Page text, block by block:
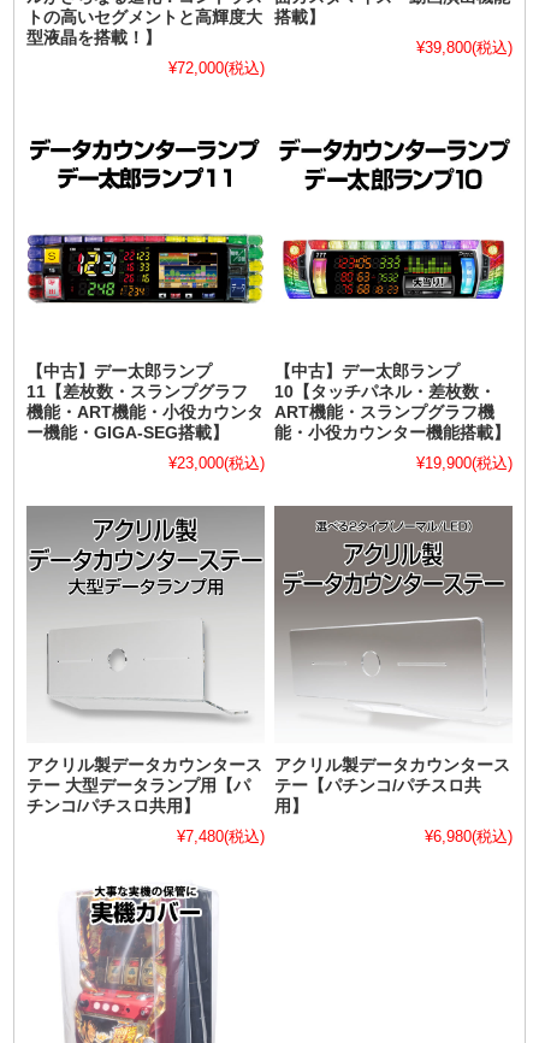
トの高いセグメントと高輝度大
型液晶を搭載！】
¥72,000(税込)
搭載】
¥39,800(税込)
【中古】デー太郎ランプ
11【差枚数・スランプグラフ
機能・ART機能・小役カウンタ
ー機能・GIGA-SEG搭載】
¥23,000(税込)
【中古】デー太郎ランプ
10【タッチパネル・差枚数・
ART機能・スランプグラフ機
能・小役カウンター機能搭載】
¥19,900(税込)
アクリル製データカウンタース
テー 大型データランプ用【パ
チンコ/パチスロ共用】
¥7,480(税込)
アクリル製データカウンタース
テー【パチンコ/パチスロ共
用】
¥6,980(税込)